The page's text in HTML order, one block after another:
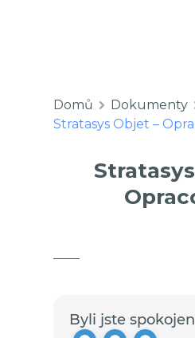
Domů Dokumenty
Stratasys Objet –
Byli jste